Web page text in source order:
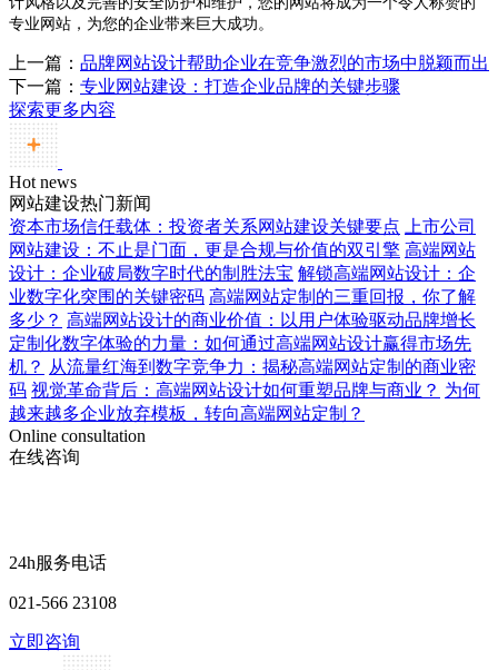
专业网站，为您的企业带来巨大成功。
上一篇： 品牌网站设计帮助企业在竞争激烈的市场中脱颖而出
下一篇： 专业网站建设：打造企业品牌的关键步骤
探索更多内容
Hot news
网站建设热门新闻
资本市场信任载体：投资者关系网站建设关键要点
上市公司
网站建设：不止是门面，更是合规与价值的双引擎 高端网站
设计：企业破局数字时代的制胜法宝 解锁高端网站设计：企
业数字化突围的关键密码 高端网站定制的三重回报，你了解
多少？ 高端网站设计的商业价值：以用户体验驱动品牌增长
定制化数字体验的力量：如何通过高端网站设计赢得市场先
机？ 从流量红海到数字竞争力：揭秘高端网站定制的商业密
码 视觉革命背后：高端网站设计如何重塑品牌与商业？ 为何
越来越多企业放弃模板，转向高端网站定制？
Online consultation
在线咨询
24h服务电话
021-566 23108
立即咨询